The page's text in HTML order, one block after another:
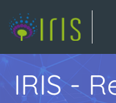
IRIS -